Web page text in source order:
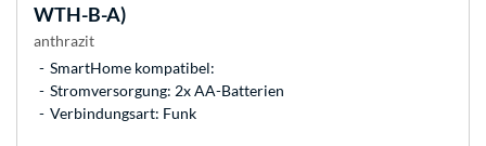
WTH-B-A)
anthrazit
SmartHome kompatibel:
Stromversorgung: 2x AA-Batterien
Verbindungsart: Funk